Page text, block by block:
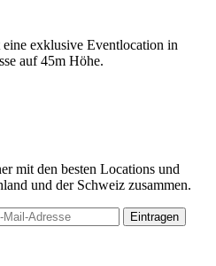
exklusive Eventlocation in
auf 45m Höhe.
mit den besten Locations und
und der Schweiz zusammen.
Eintragen